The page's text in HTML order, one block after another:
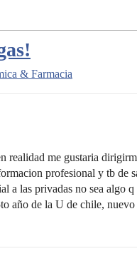
& Farmacia
me gustaria
profesional y tb de
a las privadas no sea algo
año de la U de chile,